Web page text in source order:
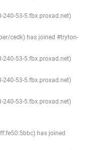
240-53-5.fbx.proxad.net)
cedk) has joined #tryton-
240-53-5.fbx.proxad.net)
240-53-5.fbx.proxad.net)
240-53-5.fbx.proxad.net)
has joined